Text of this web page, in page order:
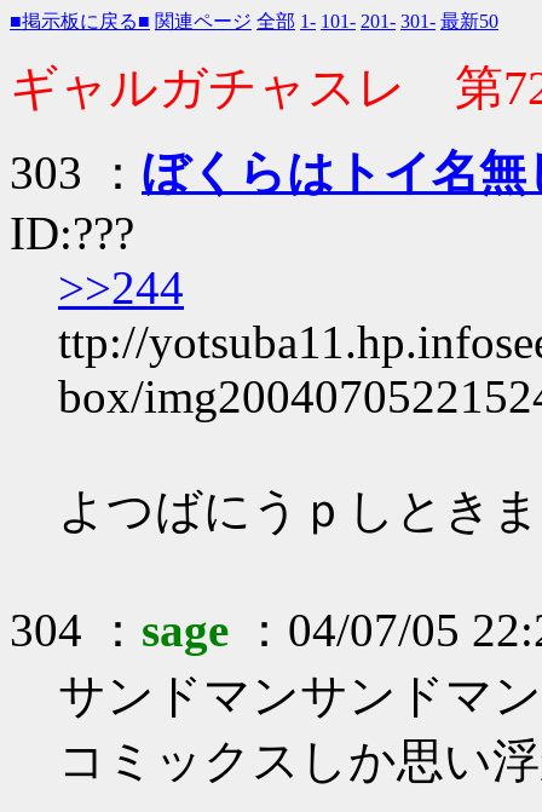
■掲示板に戻る■ 関連ページ 全部 1- 101- 201- 301- 最新50
ギャルガチャスレ 第
303 ： ぼくらはトイ名無
ID:???
>>244
ttp://
box/
よつばにうｐしとき
304 ： sage ：04/07/05
サンドマンサンドマ
コミックスしか思い